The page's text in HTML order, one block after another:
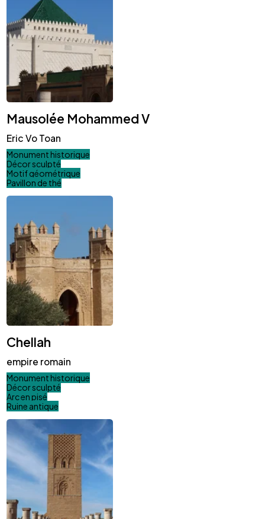
Mausolée Mohammed V
Eric Vo Toan
Monument historique
Décor sculpté
Motif géométrique
Pavillon de thé
Chellah
empire romain
Monument historique
Décor sculpté
Arc en pisé
Ruine antique